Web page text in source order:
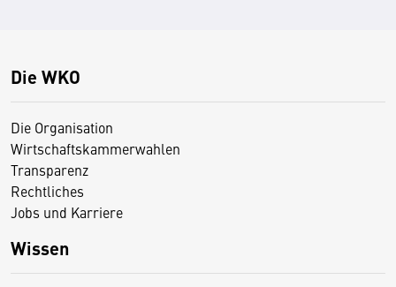
Die WKO
Die Organisation
Wirtschaftskammerwahlen
Transparenz
Rechtliches
Jobs und Karriere
Wissen